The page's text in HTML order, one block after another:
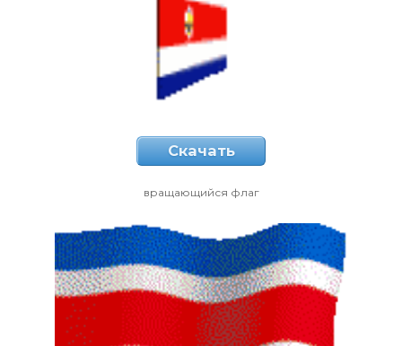
Скачать
вращающийся флаг